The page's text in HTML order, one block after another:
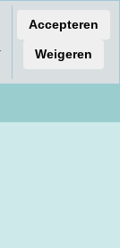
Accepteren
Weigeren